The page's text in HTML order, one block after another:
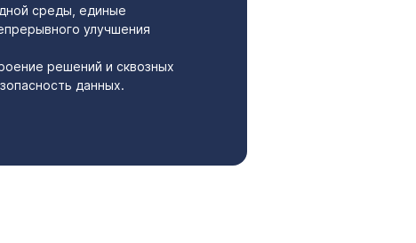
среды, единые
улучшения
решений и сквозных
данных.